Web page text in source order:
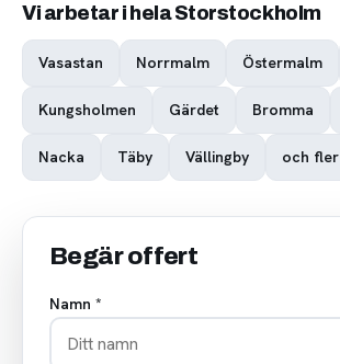
Vi arbetar i hela Storstockholm
Vasastan Norrmalm Östermalm
Kungsholmen Gärdet Bromma
Nacka Täby Vällingby och fler
Begär offert
Namn *